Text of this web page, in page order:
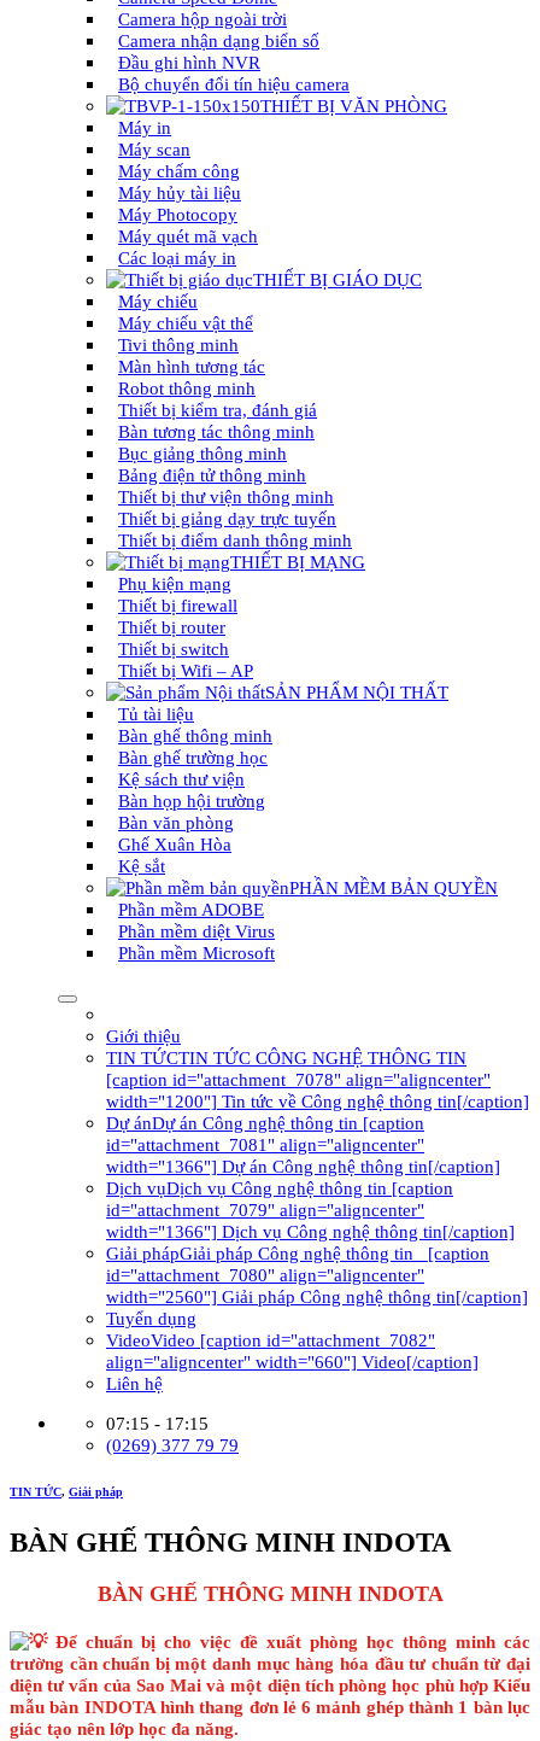
Camera hộp ngoài trời
Camera nhận dạng biển số
Đầu ghi hình NVR
Bộ chuyển đổi tín hiệu camera
THIẾT BỊ VĂN PHÒNG
Máy in
Máy scan
Máy chấm công
Máy hủy tài liệu
Máy Photocopy
Máy quét mã vạch
Các loại máy in
THIẾT BỊ GIÁO DỤC
Máy chiếu
Máy chiếu vật thể
Tivi thông minh
Màn hình tương tác
Robot thông minh
Thiết bị kiểm tra, đánh giá
Bàn tương tác thông minh
Bục giảng thông minh
Bảng điện tử thông minh
Thiết bị thư viện thông minh
Thiết bị giảng dạy trực tuyến
Thiết bị điểm danh thông minh
THIẾT BỊ MẠNG
Phụ kiện mạng
Thiết bị firewall
Thiết bị router
Thiết bị switch
Thiết bị Wifi – AP
SẢN PHẨM NỘI THẤT
Tủ tài liệu
Bàn ghế thông minh
Bàn ghế trường học
Kệ sách thư viện
Bàn họp hội trường
Bàn văn phòng
Ghế Xuân Hòa
Kệ sắt
PHẦN MỀM BẢN QUYỀN
Phần mềm ADOBE
Phần mềm diệt Virus
Phần mềm Microsoft
Giới thiệu
TIN TỨCTIN TỨC CÔNG NGHỆ THÔNG TIN
[caption id="attachment_7078" align="aligncenter"
width="1200"] Tin tức về Công nghệ thông tin[/caption]
Dự ánDự án Công nghệ thông tin [caption
id="attachment_7081" align="aligncenter"
width="1366"] Dự án Công nghệ thông tin[/caption]
Dịch vụDịch vụ Công nghệ thông tin [caption
id="attachment_7079" align="aligncenter"
width="1366"] Dịch vụ Công nghệ thông tin[/caption]
Giải phápGiải pháp Công nghệ thông tin [caption
id="attachment_7080" align="aligncenter"
width="2560"] Giải pháp Công nghệ thông tin[/caption]
Tuyển dụng
VideoVideo [caption id="attachment_7082"
align="aligncenter" width="660"] Video[/caption]
Liên hệ
07:15 - 17:15
(0269) 377 79 79
TIN TỨC, Giải pháp
BÀN GHẾ THÔNG MINH INDOTA
BÀN GHẾ THÔNG MINH INDOTA
Để chuẩn bị cho việc đề xuất phòng học thông minh các
trường cần chuẩn bị một danh mục hàng hóa đầu tư chuẩn từ đại
diện tư vấn của Sao Mai và một diện tích phòng học phù hợp Kiểu
mẫu bàn INDOTA hình thang đơn lẻ 6 mảnh ghép thành 1 bàn lục
giác tạo nên lớp học đa năng.